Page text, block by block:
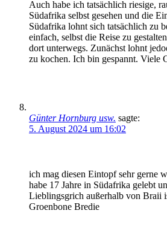
Auch habe ich tatsächlich riesige,
Südafrika selbst gesehen und die
Südafrika lohnt sich tatsächlich zu
einfach, selbst die Reise zu
dort unterwegs. Zunächst lohnt
zu kochen. Ich bin gespannt. Viele
Günter Hornburg usw. sagte:
5. August 2024 um 16:02
ich mag diesen Eintopf sehr gerne
habe 17 Jahre in Südafrika gelebt
Lieblingsgrich außerhalb von Braii
Groenbone Bredie